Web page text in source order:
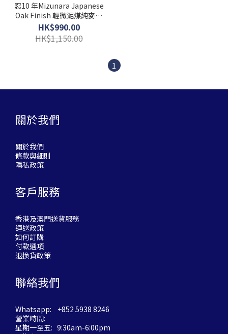
忍10 年Mizunara Japanese
Oak Finish 輕微泥煤純麥芽
威士忌 (700ml) [禮盒裝]
HK$990.00
HK$1,150.00
1
關於我們
關於我們
條款與細則
隱私政策
客戶服務
香港及澳門送貨服務
運送政策
如何訂購
付款選項
退換貨政策
聯絡我們
Whatsapp: +852 5938 8246
營業時間:
星期一至五: 9:30am-6:00pm